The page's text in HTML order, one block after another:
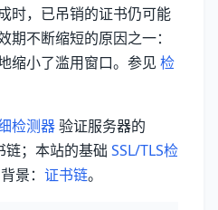
时，已吊销的证书仍可能
不断缩短的原因之一：
缩小了滥用窗口。参见 检
检测器验证服务器的
链；本站的基础 SSL/TLS检
景： 证书链。